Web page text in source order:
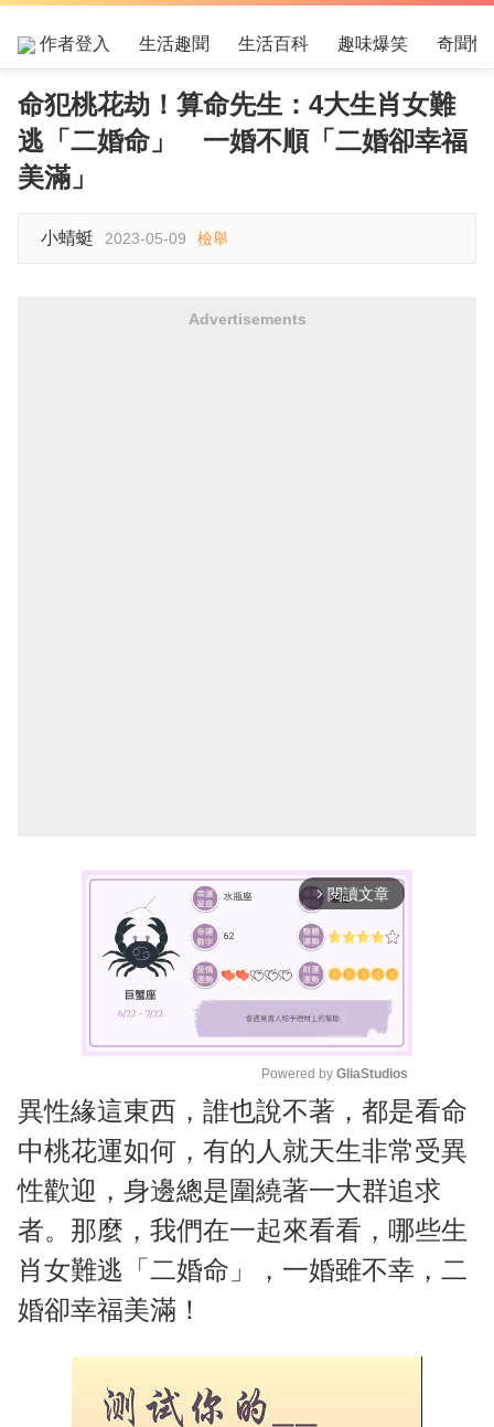
作者登入 生活趣聞 生活百科 趣味爆笑 奇聞怪
命犯桃花劫！算命先生：4大生肖女難
逃「二婚命」 一婚不順「二婚卻幸福
美滿」
小蜻蜓 2023-05-09 檢舉
Advertisements
arrow_forward_ios 閱讀文章
M
u
t
e
Powered by GliaStudios
異性緣這東西，誰也說不著，都是看命
中桃花運如何，有的人就天生非常受異
性歡迎，身邊總是圍繞著一大群追求
者。那麼，我們在一起來看看，哪些生
肖女難逃「二婚命」，一婚雖不幸，二
婚卻幸福美滿！